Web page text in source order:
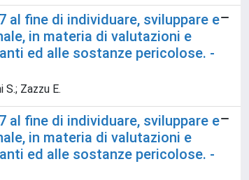
al fine di individuare, sviluppare e
in materia di valutazioni e
ed alle sostanze pericolose. -
S.; Zazzu E.
al fine di individuare, sviluppare e
in materia di valutazioni e
ed alle sostanze pericolose. -